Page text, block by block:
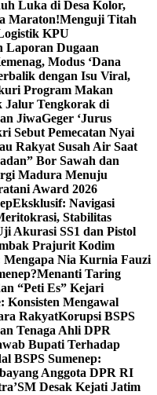
Luka di Desa Kolor,
Maraton!Menguji Titah
KPU
Laporan Dugaan
Modus ‘Dana
dengan Isu Viral,
Program Makan
Jalur Tengkorak di
JiwaGeger ‘Jurus
Sebut Pemecatan Nyai
Rakyat Susah Air Saat
Bor Sawah dan
Madura Menuju
Award 2026
Eksklusif: Navigasi
Stabilitas
Akurasi SS1 dan Pistol
Prajurit Kodim
Nia Kurnia Fauzi
Menanti Taring
“Peti Es” Kejari
Konsisten Mengawal
RakyatKorupsi BSPS
Tenaga Ahli DPR
Bupati Terhadap
BSPS Sumenep:
Anggota DPR RI
Desak Kejati Jatim